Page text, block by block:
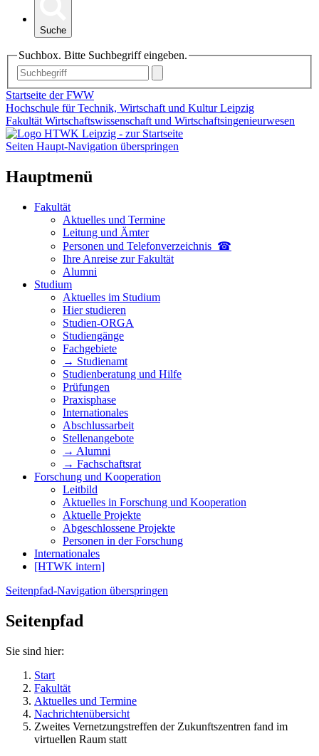
Suche
Suchbox. Bitte Suchbegriff eingeben.
Startseite der FWW
Hochschule für Technik, Wirtschaft und Kultur Leipzig
Fakultät Wirtschaftswissenschaft und Wirtschaftsingenieurwesen
Seiten Haupt-Navigation überspringen
Hauptmenü
Fakultät
Aktuelles und Termine
Leitung und Ämter
Personen und Telefon­verzeichnis ☎
Ihre Anreise zur Fakultät
Alumni
Studium
Aktuelles im Studium
Hier studieren
Studien-ORGA
Studiengänge
Fachgebiete
→ Studienamt
Studienberatung und Hilfe
Prüfungen
Praxisphase
Internationales
Abschlussarbeit
Stellenangebote
→ Alumni
→ Fachschaftsrat
Forschung und Kooperation
Leitbild
Aktuelles in Forschung und Kooperation
Aktuelle Projekte
Abgeschlossene Projekte
Personen in der Forschung
Internationales
[HTWK intern]
Seitenpfad-Navigation überspringen
Seitenpfad
Sie sind hier:
Start
Fakultät
Aktuelles und Termine
Nachrichtenübersicht
Zweites Vernetzungstreffen der Zukunftszentren fand im
virtuellen Raum statt